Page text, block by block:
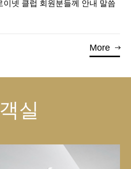
이넷 클럽 회원분들께 안내 말씀
More
객실